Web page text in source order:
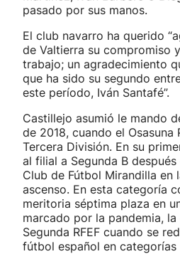
pasado por sus manos.
El club navarro ha querido
de Valtierra su compromiso
trabajo; un agradecimiento
que ha sido su segundo
este período, Iván Santafé”.
Castillejo asumió le mando
de 2018, cuando el Osasuna
Tercera División. En su
al filial a Segunda B
Club de Fútbol Mirandilla en
ascenso. En esta categoría
meritoria séptima plaza en
marcado por la pandemia,
Segunda RFEF cuando se
fútbol español en categorías